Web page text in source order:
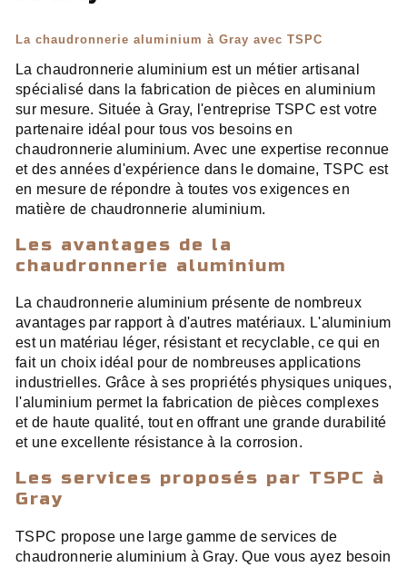
La chaudronnerie aluminium à Gray avec TSPC
La chaudronnerie aluminium est un métier artisanal
spécialisé dans la fabrication de pièces en aluminium
sur mesure. Située à Gray, l'entreprise TSPC est votre
partenaire idéal pour tous vos besoins en
chaudronnerie aluminium. Avec une expertise reconnue
et des années d'expérience dans le domaine, TSPC est
en mesure de répondre à toutes vos exigences en
matière de chaudronnerie aluminium.
Les avantages de la
chaudronnerie aluminium
La chaudronnerie aluminium présente de nombreux
avantages par rapport à d'autres matériaux. L'aluminium
est un matériau léger, résistant et recyclable, ce qui en
fait un choix idéal pour de nombreuses applications
industrielles. Grâce à ses propriétés physiques uniques,
l'aluminium permet la fabrication de pièces complexes
et de haute qualité, tout en offrant une grande durabilité
et une excellente résistance à la corrosion.
Les services proposés par TSPC à
Gray
TSPC propose une large gamme de services de
chaudronnerie aluminium à Gray. Que vous ayez besoin